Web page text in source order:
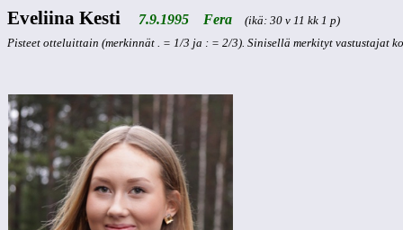
Eveliina Kesti 7.9.1995 Fera
(ikä: 30 v 11 kk 1 p)
Pisteet otteluittain (merkinnät . = 1/3 ja : = 2/3). Sinisellä merkityt vastustajat